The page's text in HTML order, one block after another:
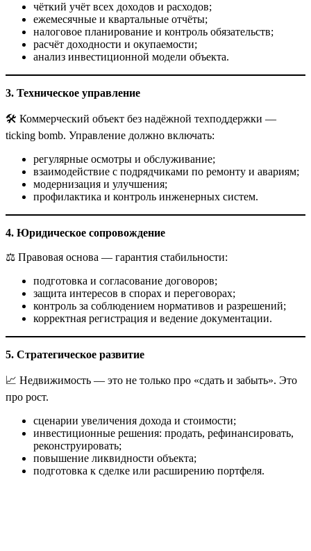
чёткий учёт всех доходов и расходов;
ежемесячные и квартальные отчёты;
налоговое планирование и контроль обязательств;
расчёт доходности и окупаемости;
анализ инвестиционной модели объекта.
3. Техническое управление
🛠️ Коммерческий объект без надёжной техподдержки —
ticking bomb. Управление должно включать:
регулярные осмотры и обслуживание;
взаимодействие с подрядчиками по ремонту и авариям;
модернизация и улучшения;
профилактика и контроль инженерных систем.
4. Юридическое сопровождение
⚖️ Правовая основа — гарантия стабильности:
подготовка и согласование договоров;
защита интересов в спорах и переговорах;
контроль за соблюдением нормативов и разрешений;
корректная регистрация и ведение документации.
5. Стратегическое развитие
📈 Недвижимость — это не только про «сдать и забыть». Это
про рост.
сценарии увеличения дохода и стоимости;
инвестиционные решения: продать, рефинансировать,
реконструировать;
повышение ликвидности объекта;
подготовка к сделке или расширению портфеля.